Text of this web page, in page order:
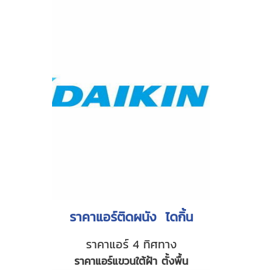
ราคาแอร์ติดผนัง ไดกิ้น
ราคาแอร์ 4 ทิศทาง
ราคาแอร์แขวนใต้ฝ้า ตั้งพื้น